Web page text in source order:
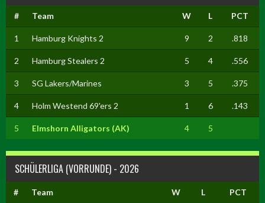
# Team W L PCT
1 Hamburg Knights 2 9 2 .818
2 Hamburg Stealers 2 5 4 .556
3 SG Lakers/Marines 3 5 .375
4 Holm Westend 69'ers 2 1 6 .143
5 Elmshorn Alligators (AK) 4 5
SCHÜLERLIGA (VORRUNDE) - 2026
# Team W L PCT